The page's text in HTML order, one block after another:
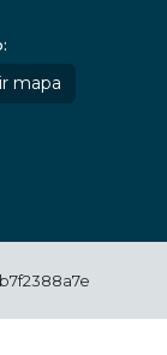
mapa